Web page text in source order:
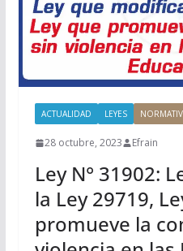
ACTUALIDAD LEYES
28 octubre, 2023 Efrain
Ley N° 31902:
la Ley 29719,
promueve la